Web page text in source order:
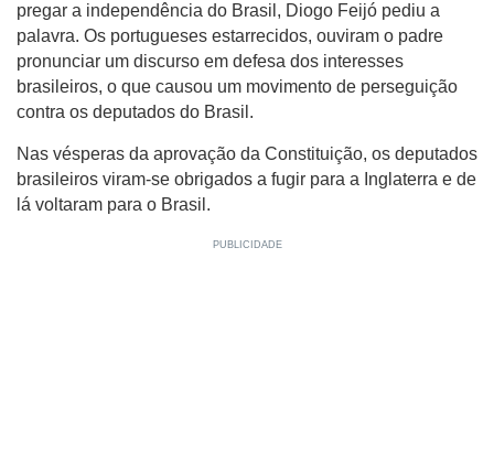
pregar a independência do Brasil, Diogo Feijó pediu a
palavra. Os portugueses estarrecidos, ouviram o padre
pronunciar um discurso em defesa dos interesses
brasileiros, o que causou um movimento de perseguição
contra os deputados do Brasil.
Nas vésperas da aprovação da Constituição, os deputados
brasileiros viram-se obrigados a fugir para a Inglaterra e de
lá voltaram para o Brasil.